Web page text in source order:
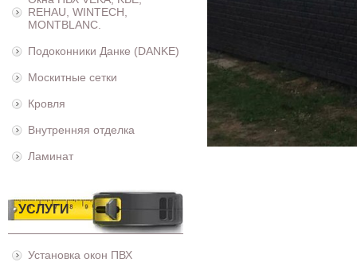
REHAU, WINTECH,
MONTBLANC.
Подоконники Данке (DANKE)
Москитные сетки
Кровля
Внутренняя отделка
Ламинат
УСЛУГИ
Установка окон ПВХ